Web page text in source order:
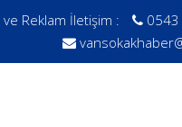
ve Reklam İletişim :